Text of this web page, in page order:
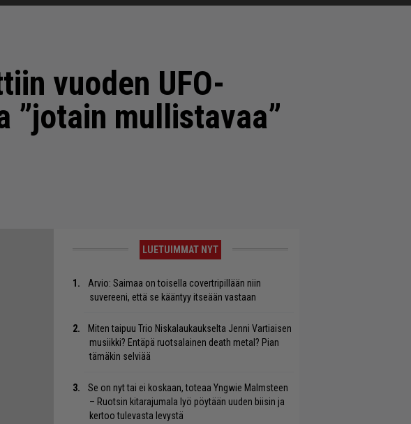
vuoden UFO-
”jotain mullistavaa”
LUETUIMMAT NYT
Arvio: Saimaa on toisella covertripillään niin
suvereeni, että se kääntyy itseään vastaan
Miten taipuu Trio Niskalaukaukselta Jenni Vartiaisen
musiikki? Entäpä ruotsalainen death metal? Pian
tämäkin selviää
Se on nyt tai ei koskaan, toteaa Yngwie Malmsteen
– Ruotsin kitarajumala lyö pöytään uuden biisin ja
kertoo tulevasta levystä